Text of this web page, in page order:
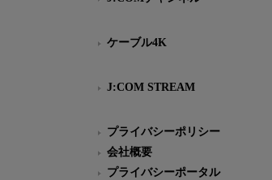
ケーブル4K
J:COM STREAM
プライバシーポリシー
会社概要
プライバシーポータル